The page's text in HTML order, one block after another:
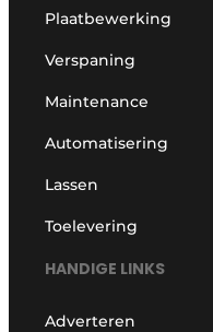
Plaatbewerking
Verspaning
Maintenance
Automatisering
Lassen
Toelevering
HANDIGE LINKS
Adverteren